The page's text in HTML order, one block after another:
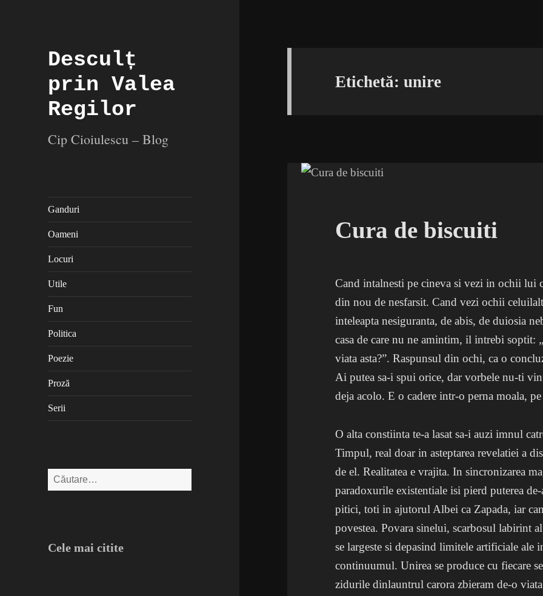
Desculț
prin Valea
Regilor
Cip Cioiulescu – Blog
Ganduri
Oameni
Locuri
Utile
Fun
Politica
Poezie
Proză
Serii
Caută
după:
Cele mai citite
Etichetă:unire
Cura de biscuiti
Cand intalnesti pe cineva si vezi in ochii lui
din nou de nesfarsit. Cand vezi ochii
inteleapta nesiguranta, de abis, de duiosia
casa de care nu ne amintim, il intrebi soptit:
viata asta?”. Raspunsul din ochi, ca o
Ai putea sa-i spui orice, dar vorbele nu-ti
deja acolo. E o cadere intr-o perna moala,
O alta constiinta te-a lasat sa-i auzi imnul
Timpul, real doar in asteptarea revelatiei a
de el. Realitatea e vrajita. In sincronizarea
paradoxurile existentiale isi pierd puterea
pitici, toti in ajutorul Albei ca Zapada, iar
povestea. Povara sinelui, scarbosul labirint
se largeste si depasind limitele artificiale
continuumul. Unirea se produce cu fiecare
zidurile dinlauntrul carora zbieram de-o